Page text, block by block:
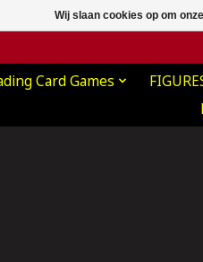
Card Games
Wij slaan cookies op om